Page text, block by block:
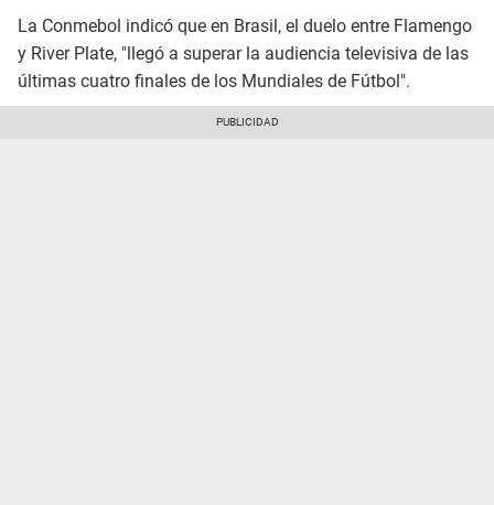
La Conmebol indicó que en Brasil, el duelo entre Flamengo
y River Plate, "llegó a superar la audiencia televisiva de las
últimas cuatro finales de los Mundiales de Fútbol".